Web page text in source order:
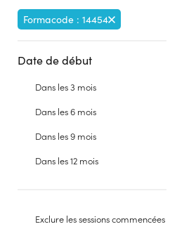
Formacode : 14454
Date de début
Dans les 3 mois
Dans les 6 mois
Dans les 9 mois
Dans les 12 mois
Exclure les sessions commencées